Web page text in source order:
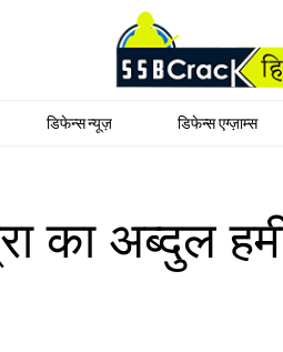
डिफेन्स न्यूज़ डिफेन्स एग्ज़ाम्स
का अब्दुल